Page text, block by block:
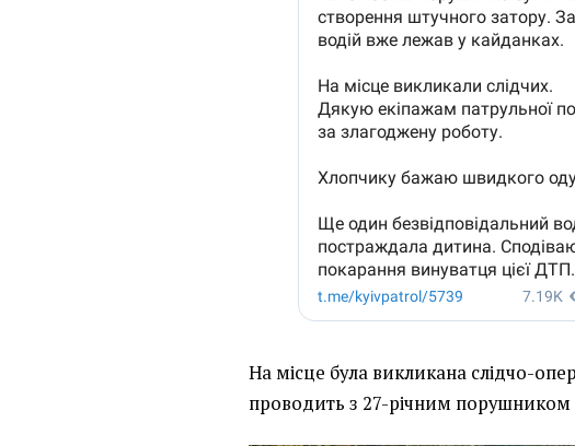
На місце була викликана слідчо-
проводить з 27-річним порушником